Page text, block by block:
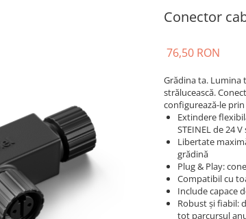
Conector
76,50 RON
Grădina ta. Lumina
strălucească.
configurează-le prin
Extindere
STEINEL de 24
Libertate
grădină
Plug & Play:
Compatibil cu
Include capace
Robust și fiabil:
tot parcursul